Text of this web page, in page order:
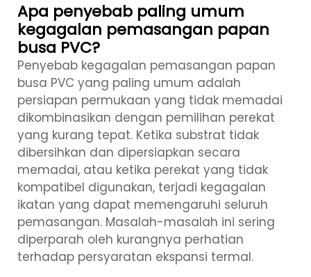
Apa penyebab paling umum
kegagalan pemasangan papan
busa PVC?
Penyebab kegagalan pemasangan papan
busa PVC yang paling umum adalah
persiapan permukaan yang tidak memadai
dikombinasikan dengan pemilihan perekat
yang kurang tepat. Ketika substrat tidak
dibersihkan dan dipersiapkan secara
memadai, atau ketika perekat yang tidak
kompatibel digunakan, terjadi kegagalan
ikatan yang dapat memengaruhi seluruh
pemasangan. Masalah-masalah ini sering
diperparah oleh kurangnya perhatian
terhadap persyaratan ekspansi termal.